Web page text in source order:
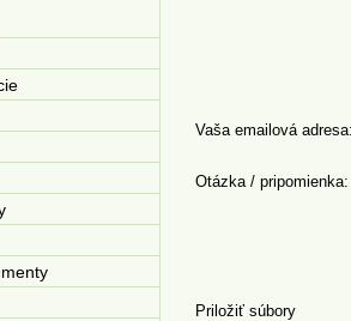
Vaša emailová
Otázka / pripomienka:
Priložiť súbory